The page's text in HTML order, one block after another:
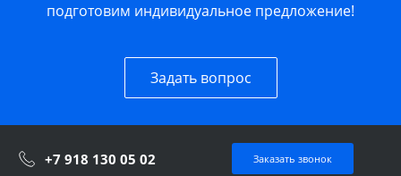
подготовим индивидуальное предложение!
Задать вопрос
+7 918 130 05 02 Заказать звонок